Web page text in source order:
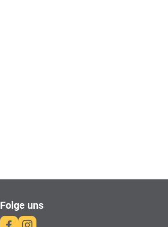
Folge uns